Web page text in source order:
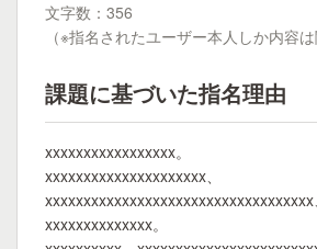
文字数：356
（※指名されたユーザー本人しか内容
課題に基づいた指名理由
xxxxxxxxxxxxxxxxx。
xxxxxxxxxxxxxxxxxxxxx、
xxxxxxxxxxxxxxxxxxxxxxxxxxxxxxxxxxx、
xxxxxxxxxxxxxx。